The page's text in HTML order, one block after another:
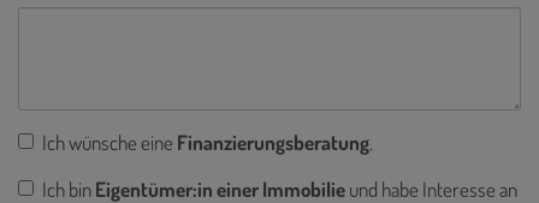
Ich wünsche eine Finanzierungsberatung.
Ich binEigentümer:in einer Immobilieund habe Interesse an